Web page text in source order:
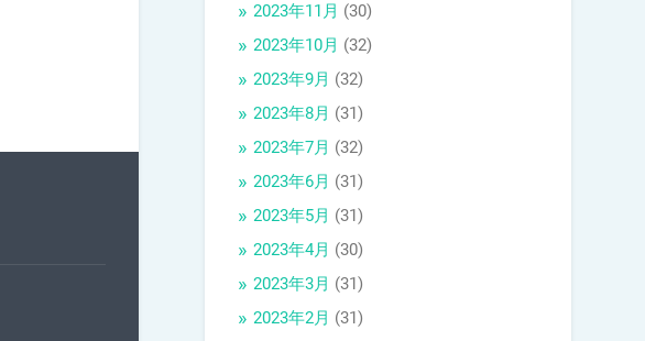
2023年11月 (30)
2023年10月 (32)
2023年9月 (32)
2023年8月 (31)
2023年7月 (32)
2023年6月 (31)
2023年5月 (31)
2023年4月 (30)
2023年3月 (31)
2023年2月 (31)